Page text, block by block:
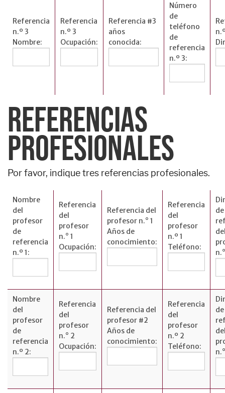
Referencia
n.º 3
Nombre:
Referencia
n.º 3
Ocupación:
Referencia #3
años
conocida:
Número
de
teléfono
de
referencia
n.º 3:
REFERENCIAS
PROFESIONALES
Por favor, indique tres referencias profesionales.
Nombre
del
profesor
de
referencia
n.º 1:
Referencia
del
profesor
n.° 1
Ocupación:
Referencia del
profesor n.° 1
Años de
conocimiento:
Referencia
del
profesor
n.º 1
Teléfono:
de
Nombre
del
profesor
de
referencia
n.º 2:
Referencia
del
profesor
n.° 2
Ocupación:
Referencia del
profesor #2
Años de
conocimiento:
Referencia
del
profesor
n.º 2
Teléfono:
de